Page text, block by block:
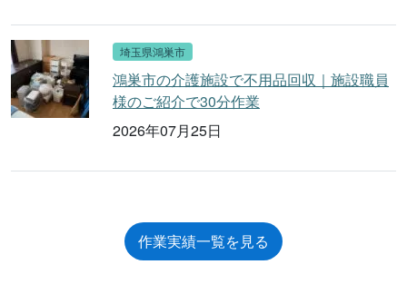
埼玉県鴻巣市
鴻巣市の介護施設で不用品回収｜施設職員
様のご紹介で30分作業
2026年07月25日
作業実績一覧を見る